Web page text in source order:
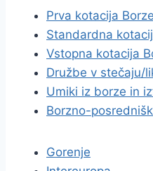
Prva kotacija Borze
Standardna
Vstopna kotacija
Družbe v stečaju/
Umiki iz borze in
Borzno-
Gorenje